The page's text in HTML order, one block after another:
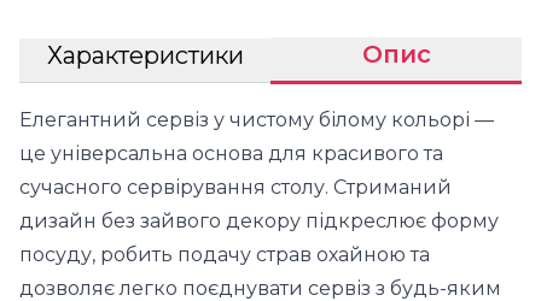
Характеристики Опис
Елегантний сервіз у чистому білому кольорі —
це універсальна основа для красивого та
сучасного сервірування столу. Стриманий
дизайн без зайвого декору підкреслює форму
посуду, робить подачу страв охайною та
дозволяє легко поєднувати сервіз з будь-яким